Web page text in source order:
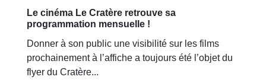
Le cinéma Le Cratère retrouve sa
programmation mensuelle !
Donner à son public une visibilité sur les films
prochainement à l’affiche a toujours été l’objet du
flyer du Cratère...